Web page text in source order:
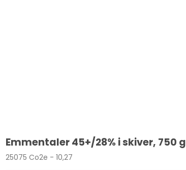
Emmentaler 45+/28% i skiver, 750 g
25075 Co2e - 10,27